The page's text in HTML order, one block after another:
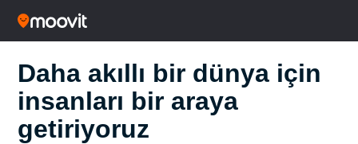
Daha akıllı bir dünya için
insanları bir araya
getiriyoruz